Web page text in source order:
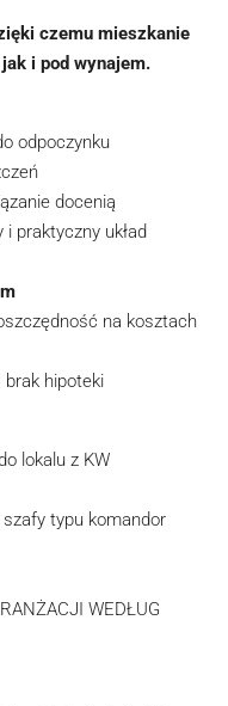
czemu mieszkanie
i pod wynajem.
odpoczynku
docenią
praktyczny układ
na kosztach
brak hipoteki
lokalu z KW
typu komandor
WEDŁUG